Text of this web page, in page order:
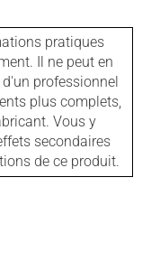
pratiques
Il ne peut en
professionnel
plus complets,
Vous y
secondaires
de ce produit.